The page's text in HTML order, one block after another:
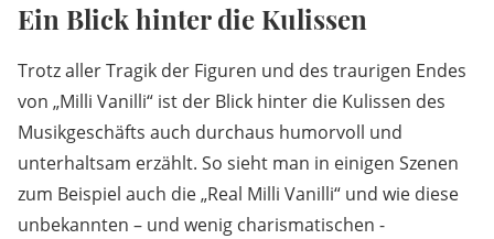
Ein Blick hinter die Kulissen
Trotz aller Tragik der Figuren und des traurigen Endes
von „Milli Vanilli“ ist der Blick hinter die Kulissen des
Musikgeschäfts auch durchaus humorvoll und
unterhaltsam erzählt. So sieht man in einigen Szenen
zum Beispiel auch die „Real Milli Vanilli“ und wie diese
unbekannten – und wenig charismatischen -